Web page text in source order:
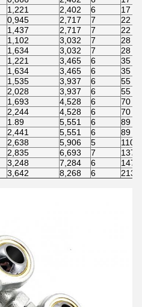
1,221 2,402 6
17
0,945 2,717 7
22
1,437 2,717 7
22
1,102 3,032 7
28
1,634 3,032 7
28
1,221 3,465 6
35
1,634 3,465 6
35
1,535 3,937 6
55
2,028 3,937 6
55
1,693 4,528 6
70
2,244 4,528 6
70
1.89 5,551 6
89
2,441 5,551 6
89
2,638 5,906 5
110
2,835 6,693 7
137
3,248 7,284 6
147
3,642 8,268 6 213